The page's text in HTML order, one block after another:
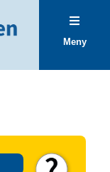
Meny